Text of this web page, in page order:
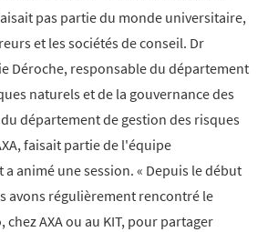
pas partie du monde universitaire,
et les sociétés de conseil. Dr
Déroche, responsable du département
naturels et de la gouvernance des
département de gestion des risques
faisait partie de l'équipe
animé une session. « Depuis le début
avons régulièrement rencontré le
AXA ou au KIT, pour partager